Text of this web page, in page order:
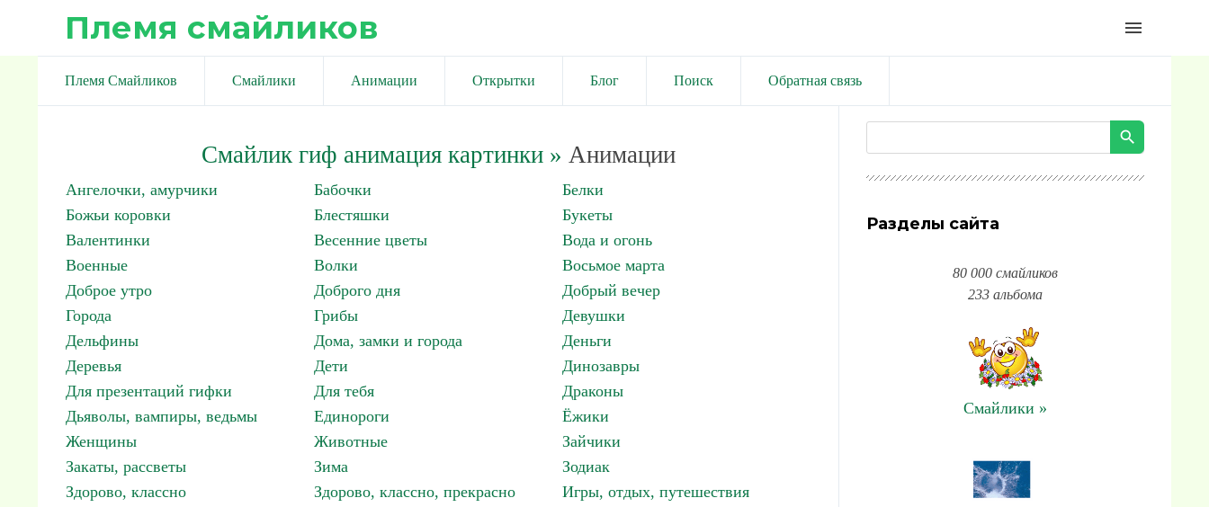
Племя смайликов menu
Племя Смайликов Смайлики Анимации Открытки Блог Поиск Обратная связь
Смайлик гиф анимация картинки» Анимации
Ангелочки, амурчики Бабочки
Белки
Божьи коровки
Блестяшки
Букеты
Валентинки
Весенние цветы
Вода и огонь
Военные
Волки
Восьмое марта
Доброе утро
Доброго дня
Добрый вечер
Города
Грибы
Девушки
Дельфины
Дома, замки и города
Деньги
Деревья
Дети
Динозавры
Для презентаций гифки
Для тебя
Драконы
Дьяволы, вампиры, ведьмы
Единороги
Ёжики
Женщины
Животные
Зайчики
Закаты, рассветы
Зима
Зодиак
Здорово, классно
Здорово, классно, прекрасно
Игры, отдых, путешествия
Разделы сайта
80 000 смайликов
233 альбома
Смайлики »